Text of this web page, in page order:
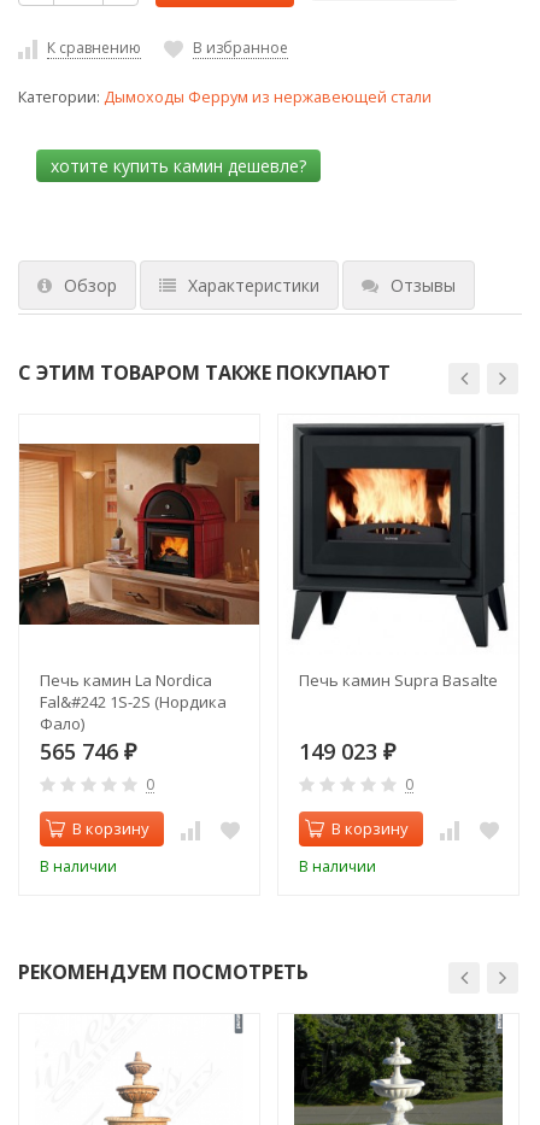
К сравнению В избранное
Категории: Дымоходы Феррум из нержавеющей стали
Обзор Характеристики Отзывы
С ЭТИМ ТОВАРОМ ТАКЖЕ ПОКУПАЮТ
Печь камин La Nordica
Fal&#242 1S-2S (Нордика
Фало)
565 746 ₽
0
В корзину
В наличии
Печь камин Supra Basalte
149 023 ₽
0
В корзину
В наличии
РЕКОМЕНДУЕМ ПОСМОТРЕТЬ